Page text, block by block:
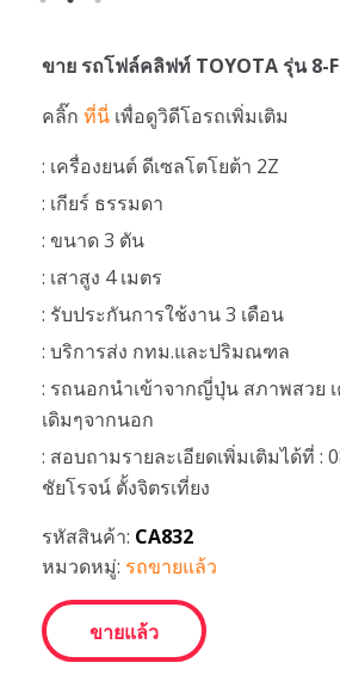
ขาย รถโฟล์คลิฟท์ TOYOTA รุ่น 8-
คลิ๊ก ที่นี่ เพื่อดูวิดีโอรถเพิ่มเติม
: เครื่องยนต์ ดีเซลโตโยต้า 2Z
: เกียร์ ธรรมดา
: ขนาด 3 ตัน
: เสาสูง 4 เมตร
: รับประกันการใช้งาน 3 เดือน
: บริการส่ง กทม.และปริมณฑล
: รถนอกนำเข้าจากญี่ปุ่น สภาพสวย
เดิมๆจากนอก
: สอบถามรายละเอียดเพิ่มเติมได้ที่ :
ชัยโรจน์ ตั้งจิตรเที่ยง
รหัสสินค้า: CA832
หมวดหมู่: รถขายแล้ว
ขายแล้ว